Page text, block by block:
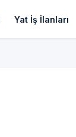
Yat İş İlanları